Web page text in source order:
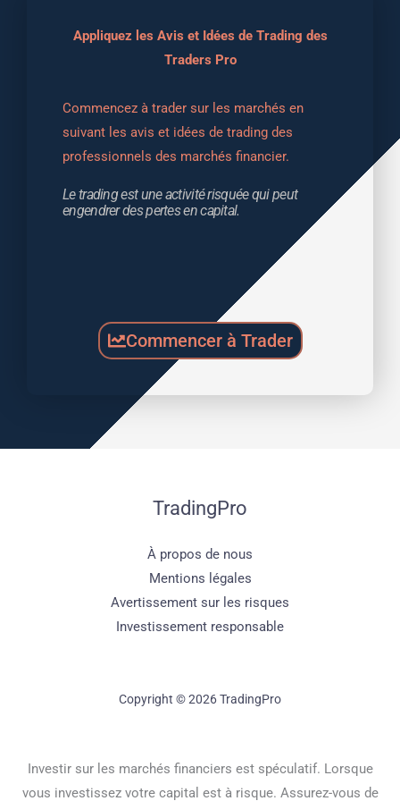
Appliquez les Avis et Idées de Trading des
Traders Pro
Commencez à trader sur les marchés en
suivant les avis et idées de trading des
professionnels des marchés financier.
Le trading est une activité risquée qui peut
engendrer des pertes en capital.
Commencer à Trader
TradingPro
À propos de nous
Mentions légales
Avertissement sur les risques
Investissement responsable
Copyright © 2026 TradingPro
Investir sur les marchés financiers est spéculatif. Lorsque
vous investissez votre capital est à risque. Assurez-vous de